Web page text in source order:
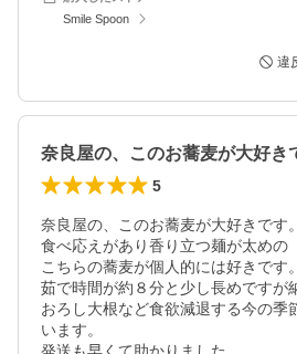
Smile Spoon
違
5
奈良屋の、このお蕎麦が大好きです
食べ応えがあり香り立つ麺が太めの
こちらの蕎麦が個人的には好きです。
茹で時間が約８分と少し長めですが
おろし大根など食欲減退する今の季
います。